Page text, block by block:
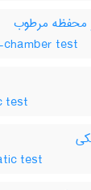
محفظه مرطوب
test
test
test